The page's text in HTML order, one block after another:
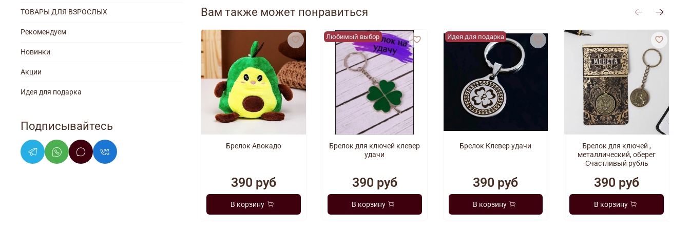
Вам также может понравиться
Брелок Авокадо
390 руб
В корзину
Любимый выбор
Брелок для ключей клевер
удачи
390 руб
В корзину
Идея для подарка
Брелок Клевер удачи
390 руб
В корзину
Брелок для ключей ,
металлический, оберег
Счастливый рубль
390 руб
В корзину
ТОВАРЫ ДЛЯ ВЗРОСЛЫХ
Рекомендуем
Новинки
Акции
Идея для подарка
Подписывайтесь